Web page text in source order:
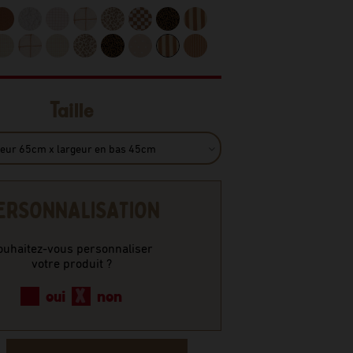
Taille
vous personnaliser
votre produit ?
oui non